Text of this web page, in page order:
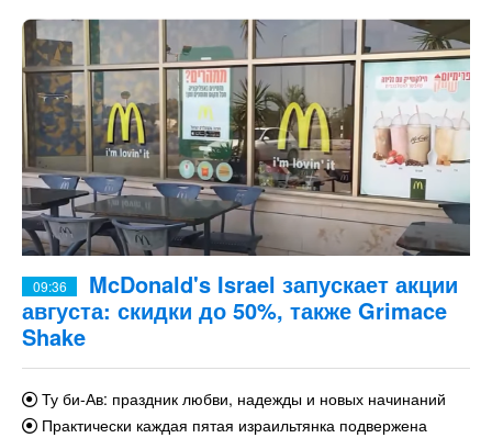
09:36
McDonald's Israel запускает акции
августа: скидки до 50%, также Grimace
Shake
Ту би-Ав: праздник любви, надежды и новых начинаний
Практически каждая пятая израильтянка подвержена